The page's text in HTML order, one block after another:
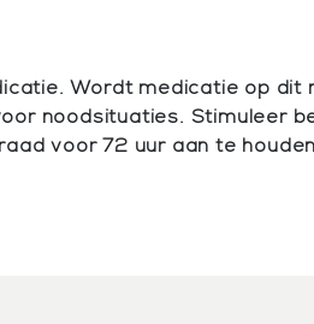
Wordt medicatie op dit
noodsituaties. Stimuleer
voor 72 uur aan te